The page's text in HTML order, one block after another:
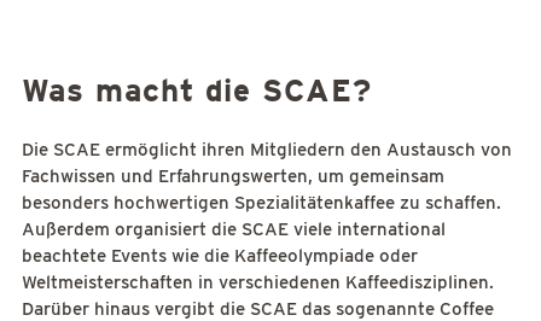
Was macht die SCAE?
Die SCAE ermöglicht ihren Mitgliedern den Austausch von
Fachwissen und Erfahrungswerten, um gemeinsam
besonders hochwertigen Spezialitätenkaffee zu schaffen.
Außerdem organisiert die SCAE viele international
beachtete Events wie die Kaffeeolympiade oder
Weltmeisterschaften in verschiedenen Kaffeedisziplinen.
Darüber hinaus vergibt die SCAE das sogenannte Coffee